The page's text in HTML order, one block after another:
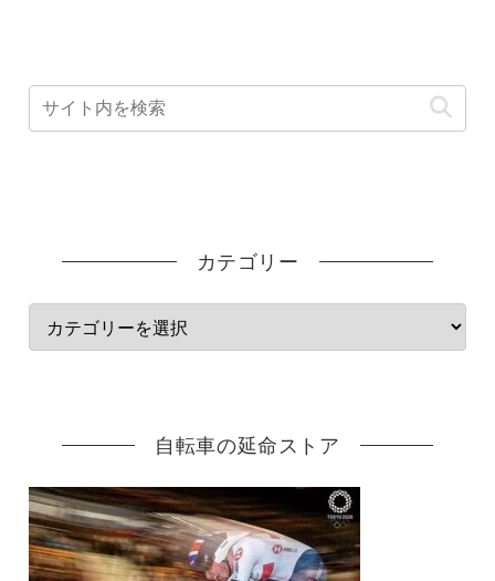
カテゴリー
自転車の延命ストア